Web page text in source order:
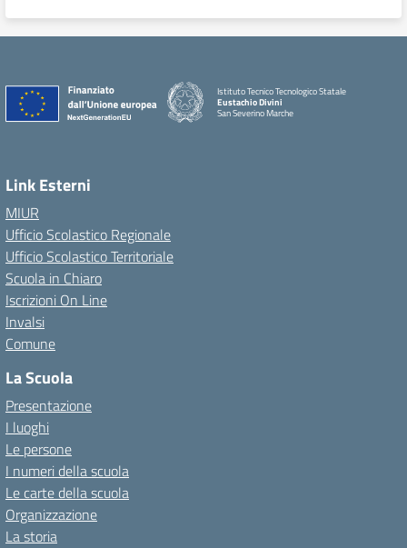
Istituto Tecnico Tecnologico Statale
Eustachio Divini
San Severino Marche
Link Esterni
MIUR
Ufficio Scolastico Regionale
Ufficio Scolastico Territoriale
Scuola in Chiaro
Iscrizioni On Line
Invalsi
Comune
La Scuola
Presentazione
I luoghi
Le persone
I numeri della scuola
Le carte della scuola
Organizzazione
La storia